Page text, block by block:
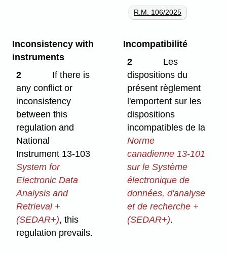
R.M. 106/2025
Inconsistency with
instruments
2
If there is
any conflict or
inconsistency
between this
regulation and
National
Instrument 13-103
System for
Electronic Data
Analysis and
Retrieval +
(SEDAR+), this
regulation prevails.
Incompatibilité
2
Les
dispositions du
présent règlement
l'emportent sur les
dispositions
incompatibles de la
Norme
canadienne 13-101
sur le Système
électronique de
données, d'analyse
et de recherche +
(SEDAR+).